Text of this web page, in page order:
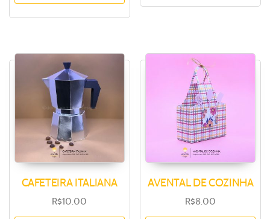
CAFETEIRA ITALIANA
R$10.00
AVENTAL DE COZINHA
R$8.00